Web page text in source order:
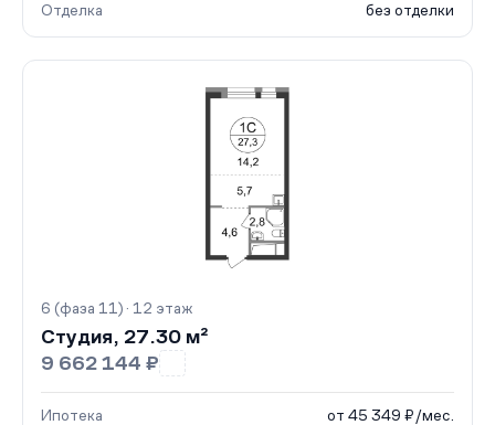
Отделка
без отделки
6 (фаза 11) · 12 этаж
Студия, 27.30 м²
9 662 144 ₽
Ипотека
от 45 349 ₽/мес.